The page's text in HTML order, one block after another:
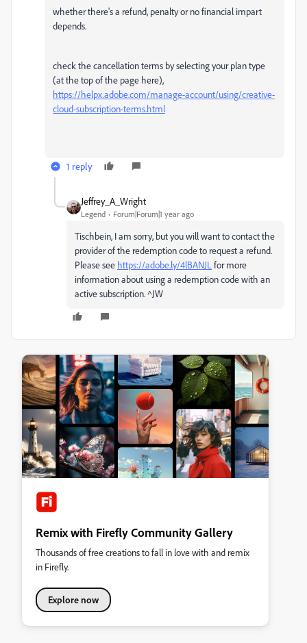
whether there's a refund, penalty or no financial impart
depends.
check the cancellation terms by selecting your plan type
(at the top of the page here),
https://helpx.adobe.com/manage-account/using/creative-
cloud-subscription-terms.html
1 reply
Jeffrey_A_Wright
Legend Forum|Forum|1 year ago
Tischbein, I am sorry, but you will want to contact the
provider of the redemption code to request a refund.
Please see https://adobe.ly/4lBANJL for more
information about using a redemption code with an
active subscription. ^JW
Remix with Firefly Community Gallery
Thousands of free creations to fall in love with and remix
in Firefly.
Explore now